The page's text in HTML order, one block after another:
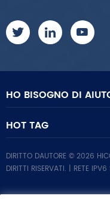
HO BISOGNO DI
HOT TAG
DIRITTO DAUTORE © 2026
DIRITTI RISERVATI. | RETE